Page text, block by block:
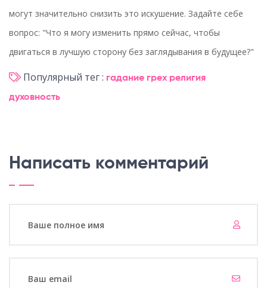
могут значительно снизить это искушение. Задайте себе
вопрос: "Что я могу изменить прямо сейчас, чтобы
двигаться в лучшую сторону без заглядывания в будущее?"
Популярный тег : гадание грех религия
духовность
Написать комментарий